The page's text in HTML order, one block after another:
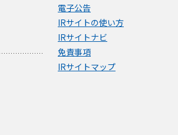
電子公告
IRサイトの使い方
IRサイトナビ
免責事項
IRサイトマップ